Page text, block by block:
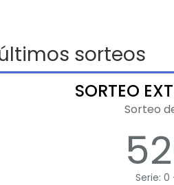
sorteos
SORTEO
Sorteo
Serie: